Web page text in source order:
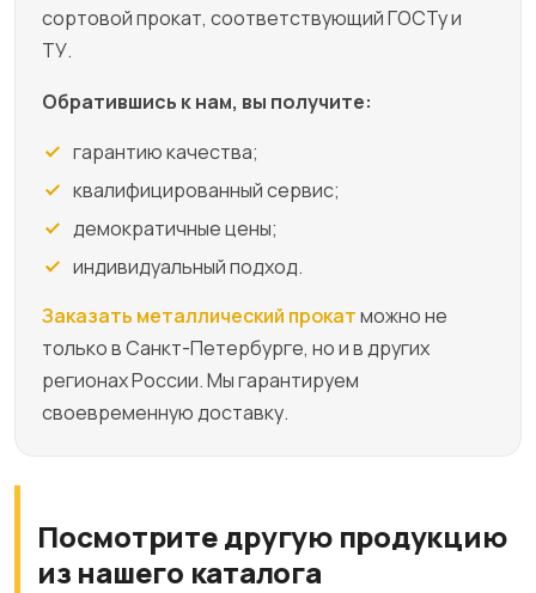
сортовой прокат, соответствующий ГОСТу и
ТУ.
Обратившись к нам, вы получите:
гарантию качества;
квалифицированный сервис;
демократичные цены;
индивидуальный подход.
Заказать металлический прокатможно не
только в Санкт-Петербурге, но и в других
регионах России. Мы гарантируем
своевременную доставку.
Посмотрите другую продукцию
из нашего каталога